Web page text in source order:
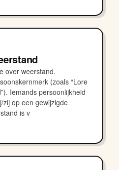
over weerstand.
(zoals “Lore
Iemands persoonlijkheid
zij op een gewijzigde
is v